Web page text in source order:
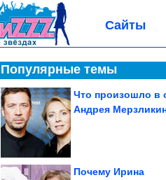
Сайты
Популярные темы
Что произошло в
Андрея
Почему Ирина